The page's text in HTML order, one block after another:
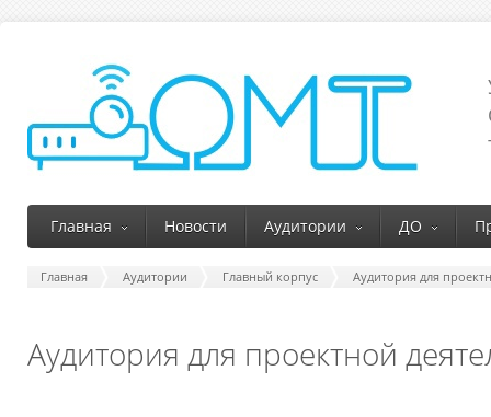
Главная Новости Аудитории ДО
Главная Аудитории Главный корпус Аудитория для
Аудитория для проектной